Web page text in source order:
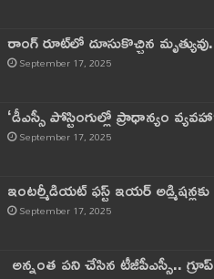
రాంగ్ రూట్‌లో దూసుకొచ్చిన
September 17, 2025
‘డీఎస్సీ పోస్టింగుల్లో ప్రాధాన్యం
September 17, 2025
ఇంటర్మీడియట్ ఫస్ట్‌ ఇయర్‌
September 17, 2025
అన్నంత పని చేసిన టీజీపీఎస్సీ..